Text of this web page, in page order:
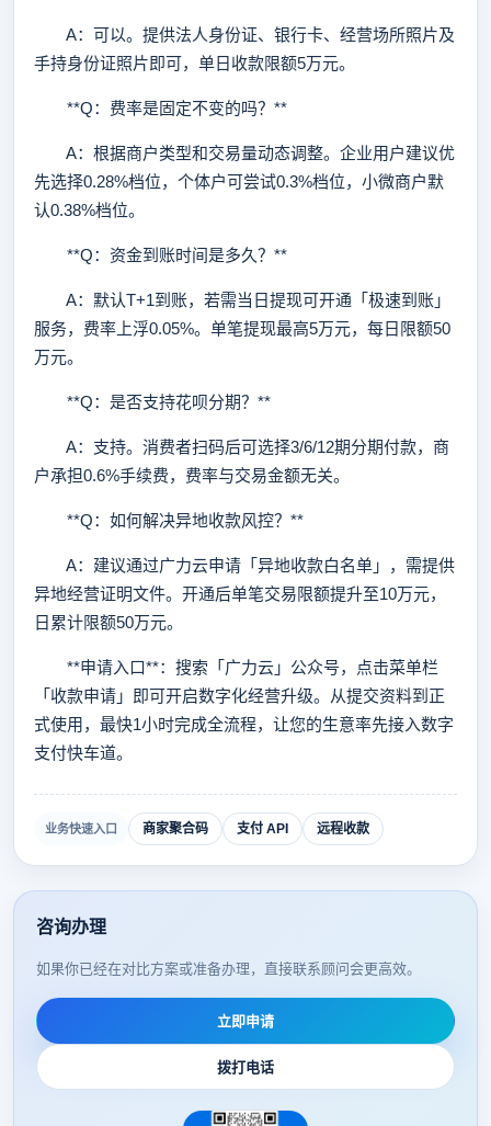
A：可以。提供法人身份证、银行卡、经营场所照片及
手持身份证照片即可，单日收款限额5万元。
**Q：费率是固定不变的吗？**
A：根据商户类型和交易量动态调整。企业用户建议优
先选择0.28%档位，个体户可尝试0.3%档位，小微商户默
认0.38%档位。
**Q：资金到账时间是多久？**
A：默认T+1到账，若需当日提现可开通「极速到账」
服务，费率上浮0.05%。单笔提现最高5万元，每日限额50
万元。
**Q：是否支持花呗分期？**
A：支持。消费者扫码后可选择3/6/12期分期付款，商
户承担0.6%手续费，费率与交易金额无关。
**Q：如何解决异地收款风控？**
A：建议通过广力云申请「异地收款白名单」，需提供
异地经营证明文件。开通后单笔交易限额提升至10万元，
日累计限额50万元。
**申请入口**：搜索「广力云」公众号，点击菜单栏
「收款申请」即可开启数字化经营升级。从提交资料到正
式使用，最快1小时完成全流程，让您的生意率先接入数字
支付快车道。
业务快速入口 商家聚合码 支付 API 远程收款
咨询办理
如果你已经在对比方案或准备办理，直接联系顾问会更高效。
立即申请
拨打电话